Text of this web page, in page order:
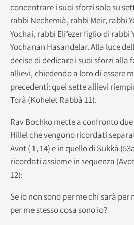
concentrare i suoi sforzi solo su
rabbi Nechemià, rabbi Meir, rabbi
Yochai, rabbi Eli’ezer figlio di rabbi
Yochanan Hasandelar. Alla luce
decise di dedicare i suoi sforzi alla
allievi, chiedendo a loro di essere
precedenti: quei sette allievi
Torà (Kohelet Rabbà 11).
Rav Bochko mette a confronto
Hillel che vengono ricordati
Avot ( 1, 14) e in quello di Sukkà
ricordati assieme in sequenza
12):
Se io non sono per me chi sarà per
per me stesso cosa sono io?